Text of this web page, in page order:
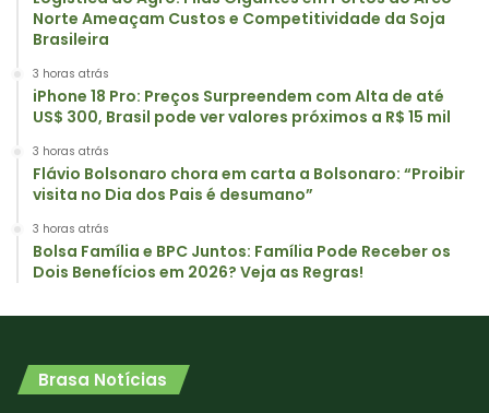
Norte Ameaçam Custos e Competitividade da Soja
Brasileira
3 horas atrás
iPhone 18 Pro: Preços Surpreendem com Alta de até
US$ 300, Brasil pode ver valores próximos a R$ 15 mil
3 horas atrás
Flávio Bolsonaro chora em carta a Bolsonaro: “Proibir
visita no Dia dos Pais é desumano”
3 horas atrás
Bolsa Família e BPC Juntos: Família Pode Receber os
Dois Benefícios em 2026? Veja as Regras!
Brasa Notícias